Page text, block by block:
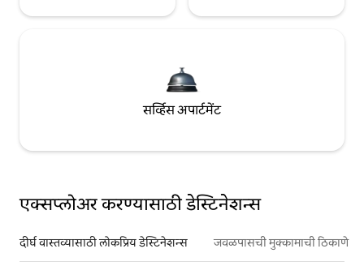
सर्व्हिस अपार्टमेंट
एक्सप्लोअर करण्यासाठी डेस्टिनेशन्स
दीर्घ वास्तव्यासाठी लोकप्रिय डेस्टिनेशन्स जवळपासची मुक्कामाची ठिकाणे